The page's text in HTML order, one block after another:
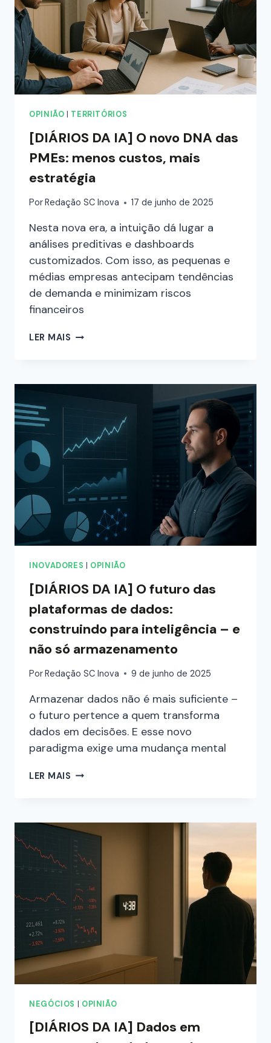
OPINIÃO TERRITÓRIOS
[DIÁRIOS DA IA] O novo DNA das
PMEs: menos custos, mais
estratégia
PorRedação SC Inova 17 de junho de 2025
Nesta nova era, a intuição dá lugar a
análises preditivas e dashboards
customizados. Com isso, as pequenas e
médias empresas antecipam tendências
de demanda e minimizam riscos
financeiros
LER MAIS
INOVADORES OPINIÃO
[DIÁRIOS DA IA] O futuro das
plataformas de dados:
construindo para inteligência – e
não só armazenamento
PorRedação SC Inova 9 de junho de 2025
Armazenar dados não é mais suficiente –
o futuro pertence a quem transforma
dados em decisões. E esse novo
paradigma exige uma mudança mental
LER MAIS
NEGÓCIOS OPINIÃO
[DIÁRIOS DA IA] ​​Dados em